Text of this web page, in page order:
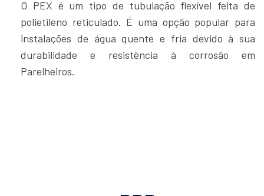
O PEX é um tipo de tubulação flexível feita de
polietileno reticulado. É uma opção popular para
instalações de água quente e fria devido à sua
durabilidade e resistência à corrosão em
Parelheiros.